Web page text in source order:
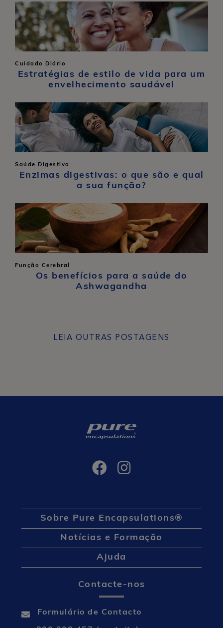
Cuidado Diário
Estratégias de estilo de vida para um
envelhecimento saudável
Saúde Digestiva
Enzimas digestivas: o que são e qual
a sua função?
Função Cerebral
Os benefícios para a saúde do
Ashwagandha
LEIA OUTRAS POSTAGENS
Sobre Pure Encapsulations®
Notícias e Formação
Ajuda
Contacte-nos
Formulário de Contacto